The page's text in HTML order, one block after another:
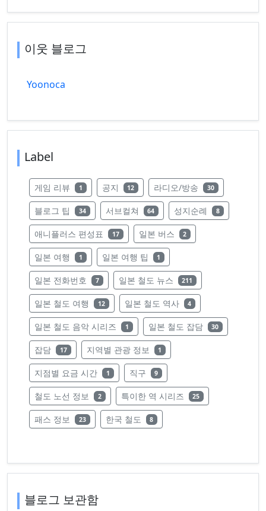
이웃 블로그
Yoonoca
Label
게임 리뷰 레이블의 글 수
1 공지 레이블의 글 수
12 라디오/방송 레이블의 글 수
30
블로그 팁 레이블의 글 수
34 서브컬쳐 레이블의 글 수
64 성지순례 레이블의 글 수
8
애니플러스 편성표 레이블의 글 수
17 일본 버스 레이블의 글 수
2
일본 여행 레이블의 글 수
1 일본 여행 팁 레이블의 글 수
1
일본 전화번호 레이블의 글 수
7 일본 철도 뉴스 레이블의 글 수
211
일본 철도 여행 레이블의 글 수
12 일본 철도 역사 레이블의 글 수
4
일본 철도 음악 시리즈 레이블의 글 수
1 일본 철도 잡담 레이블의 글 수
30
잡담 레이블의 글 수
17 지역별 관광 정보 레이블의 글 수
1
지점별 요금 시간 레이블의 글 수
1 직구 레이블의 글 수
9
철도 노선 정보 레이블의 글 수
2 특이한 역 시리즈 레이블의 글 수
25
패스 정보 레이블의 글 수
23 한국 철도 레이블의 글 수
8
블로그 보관함